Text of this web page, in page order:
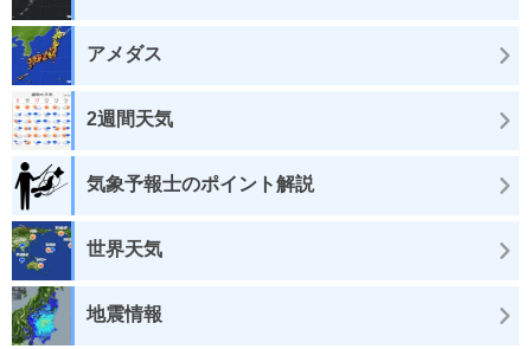
アメダス
2週間天気
気象予報士のポイント解説
世界天気
地震情報